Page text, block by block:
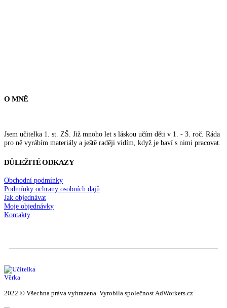
O MNĚ
Jsem učitelka 1. st. ZŠ. Již mnoho let s láskou učím děti v 1. - 3. roč. Ráda
pro ně vyrábím materiály a ještě raději vidím, když je baví s nimi pracovat.
DŮLEŽITÉ ODKAZY
Obchodní podmínky
Podmínky ochrany osobních dajů
Jak objednávat
Moje objednávky
Kontakty
2022 © Všechna práva vyhrazena. Vyrobila společnost AdWorkers.cz